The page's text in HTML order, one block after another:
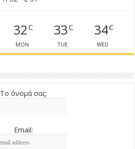
32C
MON
33C
TUE
34C
WED
Το όνομά σας:
Email: